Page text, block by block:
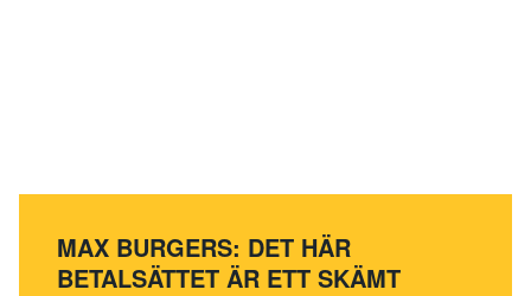
MAX BURGERS: DET HÄR
BETALSÄTTET ÄR ETT SKÄMT